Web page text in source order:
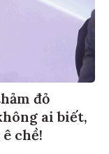
đỏ
ai biết,
chề!